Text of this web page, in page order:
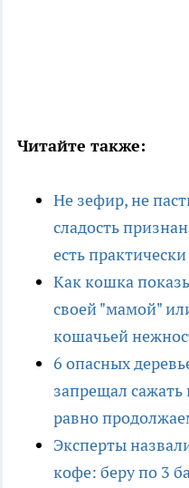
Читайте также:
Не зефир, не
сладость
есть
Как кошка
своей "мамой"
кошачьей
6 опасных
запрещал сажать
равно
Эксперты
кофе: беру по 3